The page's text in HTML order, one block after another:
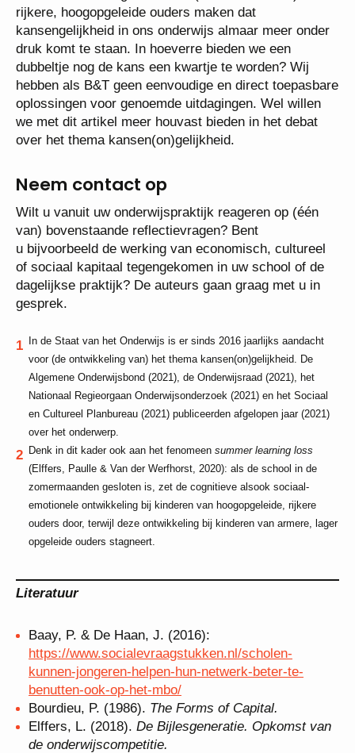
rijkere, hoogopgeleide ouders maken dat
kansengelijkheid in ons onderwijs almaar meer onder
druk komt te staan. In hoeverre bieden we een
dubbeltje nog de kans een kwartje te worden? Wij
hebben als B&T geen eenvoudige en direct toepasbare
oplossingen voor genoemde uitdagingen. Wel willen
we met dit artikel meer houvast bieden in het debat
over het thema kansen(on)gelijkheid.
Neem contact op
Wilt u vanuit uw onderwijspraktijk reageren op (één
van) bovenstaande reflectievragen? Bent
u bijvoorbeeld de werking van economisch, cultureel
of sociaal kapitaal tegengekomen in uw school of de
dagelijkse praktijk? De auteurs gaan graag met u in
gesprek.
In de Staat van het Onderwijs is er sinds 2016 jaarlijks aandacht
voor (de ontwikkeling van) het thema kansen(on)gelijkheid. De
Algemene Onderwijsbond (2021), de Onderwijsraad (2021), het
Nationaal Regieorgaan Onderwijsonderzoek (2021) en het Sociaal
en Cultureel Planbureau (2021) publiceerden afgelopen jaar (2021)
over het onderwerp.
Denk in dit kader ook aan het fenomeen summer learning loss
(Elffers, Paulle & Van der Werfhorst, 2020): als de school in de
zomermaanden gesloten is, zet de cognitieve alsook sociaal-
emotionele ontwikkeling bij kinderen van hoogopgeleide, rijkere
ouders door, terwijl deze ontwikkeling bij kinderen van armere, lager
opgeleide ouders stagneert.
Literatuur
Baay, P. & De Haan, J. (2016):
https://www.socialevraagstukken.nl/scholen-
kunnen-jongeren-helpen-hun-netwerk-beter-te-
benutten-ook-op-het-mbo/
Bourdieu, P. (1986). The Forms of Capital.
Elffers, L. (2018). De Bijlesgeneratie. Opkomst van
de onderwijscompetitie.